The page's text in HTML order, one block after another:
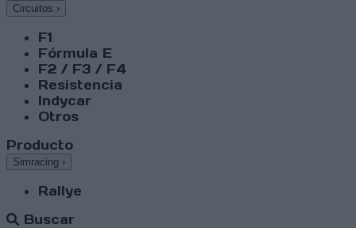
Circuitos ›
F1
Fórmula E
F2 / F3 / F4
Resistencia
Indycar
Otros
Producto
Simracing ›
Rallye
Buscar